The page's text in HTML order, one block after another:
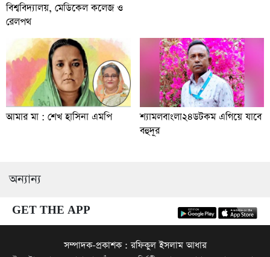
বিশ্ববিদ্যালয়, মেডিকেল কলেজ ও
রেলপথ
আমার মা : শেখ হাসিনা এমপি
শ্যামলবাংলা২৪ডটকম এগিয়ে যাবে
বহুদূর
অন্যান্য
GET THE APP
সম্পাদক-প্রকাশক : রফিকুল ইসলাম আধার